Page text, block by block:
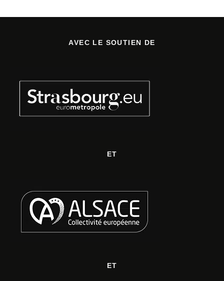
AVEC LE SOUTIEN DE
ET
ET